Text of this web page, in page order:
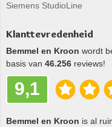
Siemens StudioLine
Klanttevredenheid
Bemmel en Kroon wordt
basis van 46.256 reviews!
9,1
Bemmel en Kroon is al